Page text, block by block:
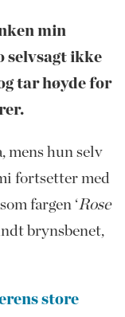
min
selvsagt ikke
tar høyde for
mens hun selv
fortsetter med
fargen ‘Rose
brynsbenet,
store